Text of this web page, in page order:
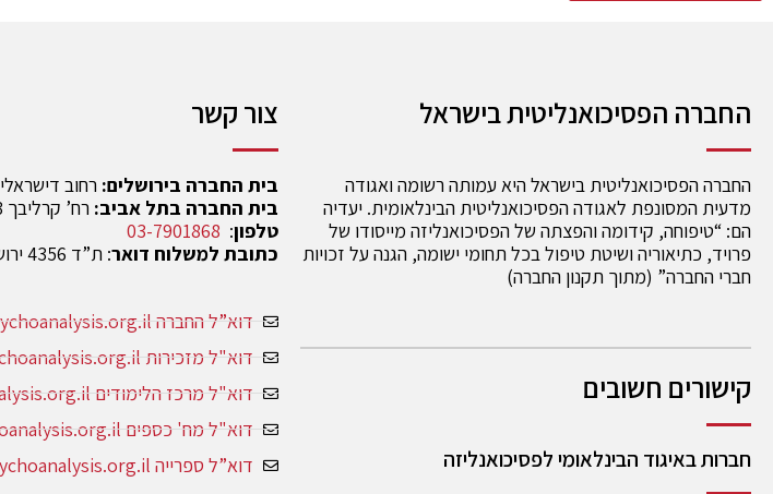
החברה הפסיכואנליטית בישראל
החברה הפסיכואנליטית בישראל היא עמותה רשומה ואגודה
מדעית המסונפת לאגודה הפסיכואנליטית הבינלאומית. יעדיה
הם: “טיפוחה, קידומה והפצתה של הפסיכואנליזה מייסודו של
פרויד, כתיאוריה ושיטת טיפול בכל תחומי ישומה, הגנה על זכויות
חברי החברה” (מתוך תקנון החברה)
קישורים חשובים
חברות באיגוד הבינלאומי לפסיכואנליזה
צור קשר
בית החברה בירושלים: רחוב דישראלי 13, טלבייה, ירושלים
בית החברה בתל אביב: רח’ קרליבך 23, קומה 1 תל אביב
טלפון:
03-7901868
כתובת למשלוח דואר: ת”ד 4356 ירושלים, מיקוד 9104202
דוא”ל החברה IPS@psychoanalysis.org.il
דוא"ל מזכירות office@psychoanalysis.org.il
דוא"ל מרכז הלימודים Limudim@psychoanalysis.org.il
דוא"ל מח' כספים finance@psychoanalysis.org.il
דוא”ל ספרייה library@psychoanalysis.org.il